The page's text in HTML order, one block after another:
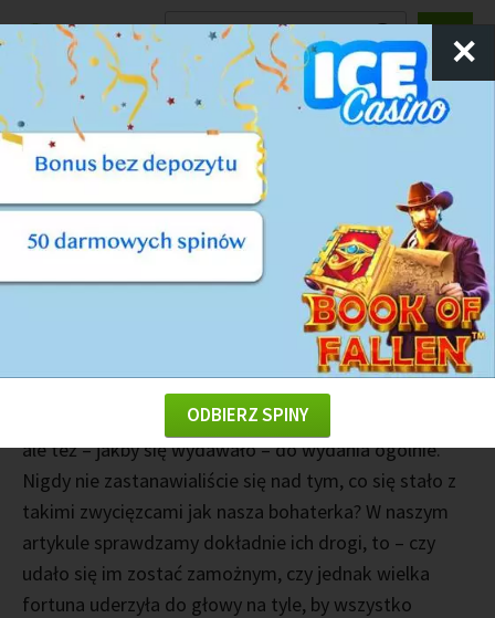
RankingKasyn
KASYNO ONLINE PORADY KASYNOWE
Najwięksi zwycięzcy w kasynach i co się
z nimi stało?
Kelnerka z Las Vegas, Cynthia Jay Brennan, wygrał
. Potwornie duże
pieniądze, prawda? To marzenie każdego gracza
kasynowego, tak w sieci jak i w
kasynach stacjonarnych. Kwota ciężka do przebicia,
ale też – jakby się wydawało – do wydania ogólnie.
Nigdy nie zastanawialiście się nad tym, co się stało z
takimi zwycięzcami jak nasza bohaterka? W naszym
artykule sprawdzamy dokładnie ich drogi, to – czy
udało się im zostać zamożnym, czy jednak wielka
fortuna uderzyła do głowy na tyle, by wszystko
✕
ODBIERZ SPINY